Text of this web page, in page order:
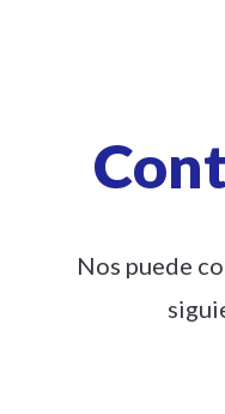
Nos puede